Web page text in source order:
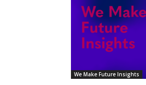
We Make Future Insights